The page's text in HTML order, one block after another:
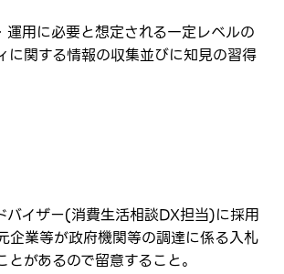
運用に必要と想定される一定レベルの
に関する情報の収集並びに知見の習得
バイザー(消費生活相談DX担当)に採用
企業等が政府機関等の調達に係る入札
があるので留意すること。